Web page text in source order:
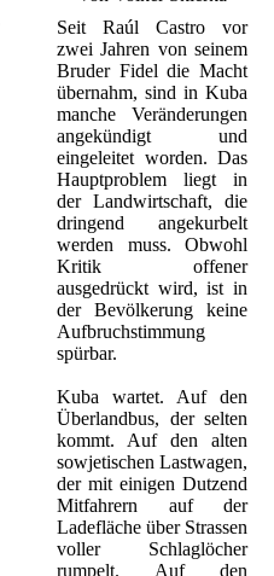
Seit Raúl Castro vor
zwei Jahren von seinem
Bruder Fidel die Macht
übernahm, sind in Kuba
manche Veränderungen
angekündigt und
eingeleitet worden. Das
Hauptproblem liegt in
der Landwirtschaft, die
dringend angekurbelt
werden muss. Obwohl
Kritik offener
ausgedrückt wird, ist in
der Bevölkerung keine
Aufbruchstimmung
spürbar.
Kuba wartet. Auf den
Überlandbus, der selten
kommt. Auf den alten
sowjetischen Lastwagen,
der mit einigen Dutzend
Mitfahrern auf der
Ladefläche über Strassen
voller Schlaglöcher
rumpelt. Auf den